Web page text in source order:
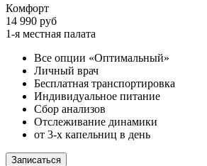
Комфорт
14 990 руб
1-я местная палата
Все опции «Оптимальный»
Личный врач
Бесплатная транспортировка
Индивидуальное питание
Сбор анализов
Отслеживание динамики
от 3-х капельниц в день
Записаться